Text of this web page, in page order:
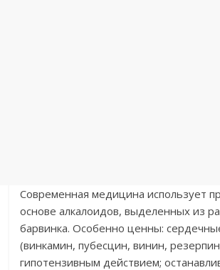
Современная медицина использует
основе алкалоидов, выделенных из
барвинка. Особенно ценны:
(винкамин, пубесцин, винин,
гипотензивным действием;